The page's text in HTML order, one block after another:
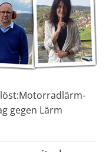
gegen Lärm